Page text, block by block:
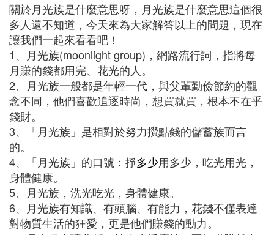
關於月光族是什麼意思呀，月光族是什麼意思這個很
多人還不知道，今天來為大家解答以上的問題，現在
讓我們一起來看看吧！
1、月光族(moonlight group)，網路流行詞，指將每
月賺的錢都用完、花光的人。
2、月光族一般都是年輕一代，與父輩勤儉節約的觀
念不同，他們喜歡追逐時尚，想買就買，根本不在乎
錢財。
3、「月光族」是相對於努力攢點錢的儲蓄族而言
的。
4、「月光族」的口號：掙多少用多少，吃光用光，
身體健康。
5、月光族，洗光吃光，身體健康。
6、月光族有知識、有頭腦、有能力，花錢不僅表達
對物質生活的狂愛，更是他們賺錢的動力。